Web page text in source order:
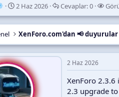
B
a
ş
l
g
ı
ç
t
2 Haz 2026 Cevaplar:C
e
v
a
a
r
0
XenForo.com'dan 📢 duyurular
2 Haz 2026
XenForo
2.3 upgrade